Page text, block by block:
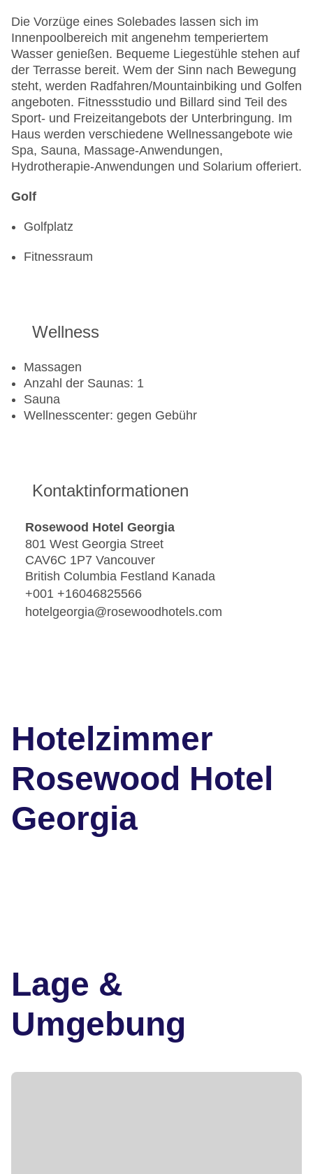
Die Vorzüge eines Solebades lassen sich im
Innenpoolbereich mit angenehm temperiertem
Wasser genießen. Bequeme Liegestühle stehen auf
der Terrasse bereit. Wem der Sinn nach Bewegung
steht, werden Radfahren/Mountainbiking und Golfen
angeboten. Fitnessstudio und Billard sind Teil des
Sport- und Freizeitangebots der Unterbringung. Im
Haus werden verschiedene Wellnessangebote wie
Spa, Sauna, Massage-Anwendungen,
Hydrotherapie-Anwendungen und Solarium offeriert.
Golf
Golfplatz
Fitnessraum
Wellness
Massagen
Anzahl der Saunas: 1
Sauna
Wellnesscenter: gegen Gebühr
Kontaktinformationen
Rosewood Hotel Georgia
801 West Georgia Street
CAV6C 1P7 Vancouver
British Columbia Festland Kanada
+001 +16046825566
hotelgeorgia@rosewoodhotels.com
Hotelzimmer
Rosewood Hotel
Georgia
Lage &
Umgebung